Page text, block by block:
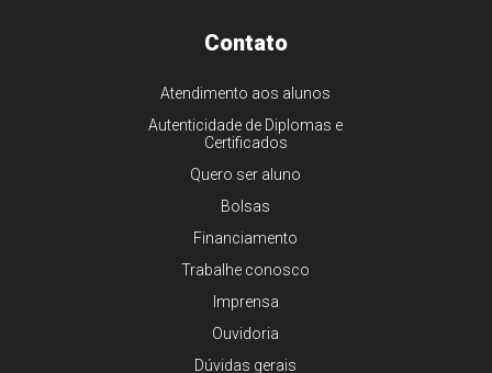
Contato
Atendimento aos alunos
Autenticidade de Diplomas e
Certificados
Quero ser aluno
Bolsas
Financiamento
Trabalhe conosco
Imprensa
Ouvidoria
Dúvidas gerais